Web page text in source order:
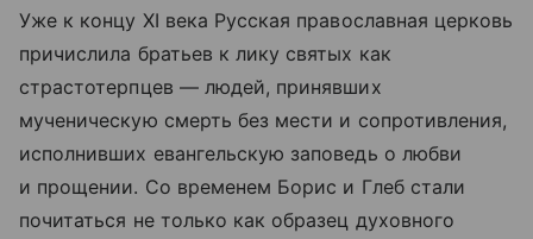
Уже к концу XI века Русская православная церковь
причислила братьев к лику святых как
страстотерпцев — людей, принявших
мученическую смерть без мести и сопротивления,
исполнивших евангельскую заповедь о любви
и прощении. Со временем Борис и Глеб стали
почитаться не только как образец духовного